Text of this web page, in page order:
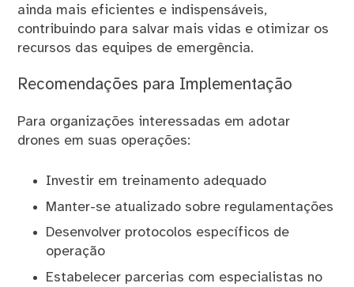
ainda mais eficientes e indispensáveis,
contribuindo para salvar mais vidas e otimizar os
recursos das equipes de emergência.
Recomendações para Implementação
Para organizações interessadas em adotar
drones em suas operações:
Investir em treinamento adequado
Manter-se atualizado sobre regulamentações
Desenvolver protocolos específicos de
operação
Estabelecer parcerias com especialistas no